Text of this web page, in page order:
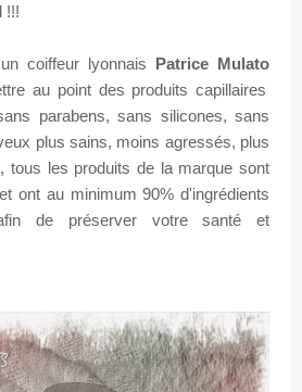
!!!
coiffeur lyonnais Patrice Mulato
au point des produits capillaires
parabens, sans silicones, sans
plus sains, moins agressés, plus
tous les produits de la marque sont
ont au minimum 90% d'ingrédients
de préserver votre santé et